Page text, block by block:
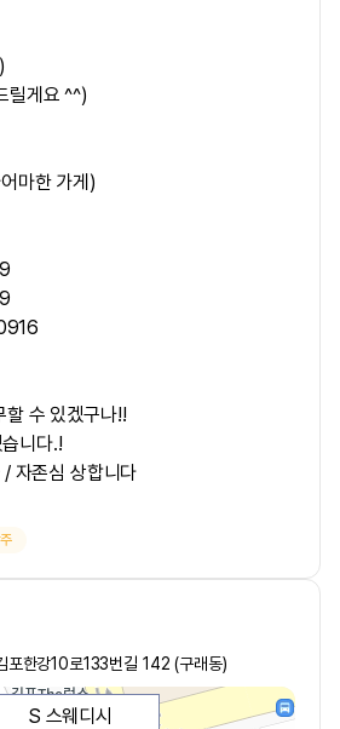
릴게요 ^^)
마한 가게)
할 수 있겠구나!!
니다.!
자존심 상합니다
한강10로133번길 142 (구래동)
S 스웨디시